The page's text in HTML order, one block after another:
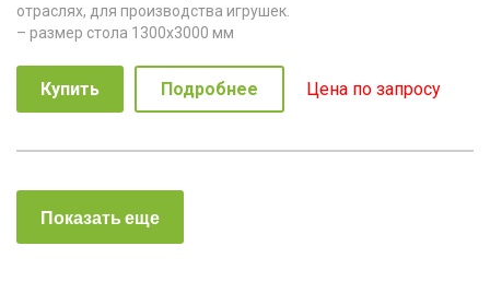
отраслях, для производства игрушек.
– размер стола 1300х3000 мм
– шпиндель 9 кВт с керамическим подшипниками
Купить Подробнее Цена по запросу
Показать еще